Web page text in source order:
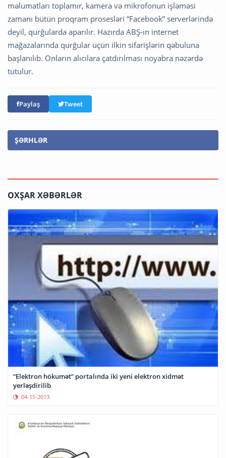
məlumatları toplamır, kamera və mikrofonun işləməsi
zamanı bütün proqram prosesləri “Facebook” serverlərində
deyil, qurğularda aparılır. Hazırda ABŞ-ın internet
mağazalarında qurğular üçün ilkin sifarişlərin qəbuluna
başlanılıb. Onların alıcılara çatdırılması noyabra nəzərdə
tutulur.
Paylaş Tweet
ŞƏRHLƏR
OXŞAR XƏBƏRLƏR
“Elektron hökumət” portalında iki yeni elektron xidmət
yerləşdirilib
04-11-2013